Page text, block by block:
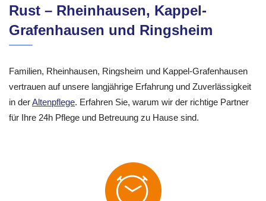
Rust – Rheinhausen, Kappel-
Grafenhausen und Ringsheim
Familien, Rheinhausen, Ringsheim und Kappel-Grafenhausen
vertrauen auf unsere langjährige Erfahrung und Zuverlässigkeit
in derAltenpflege. Erfahren Sie, warum wir der richtige Partner
für Ihre 24h Pflege und Betreuung zu Hause sind.